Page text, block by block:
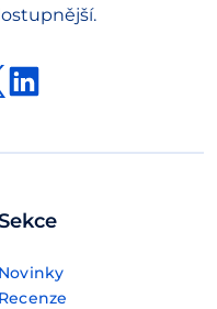
Novinky
Recenze